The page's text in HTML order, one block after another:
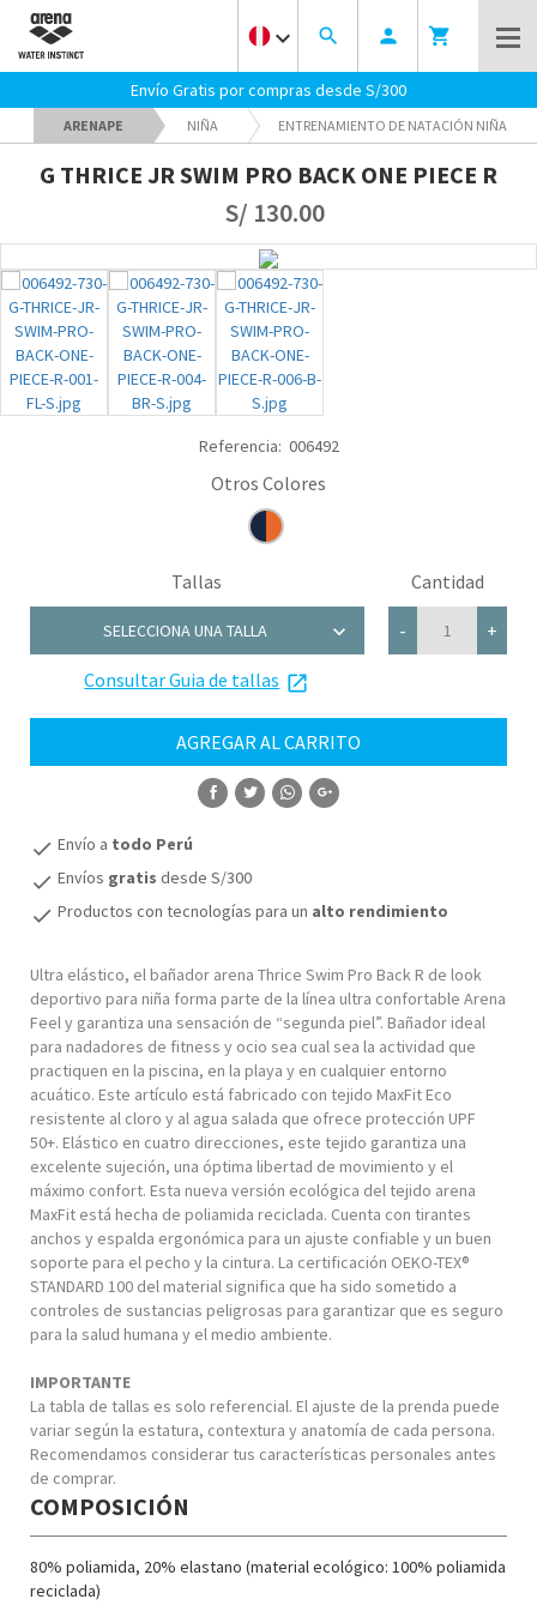
keyboard_arrow_down search person shopping_cart
Envío Gratis por compras desde S/300
ARENAPE NIÑA ENTRENAMIENTO DE NATACIÓN NIÑA
G THRICE JR SWIM PRO BACK ONE PIECE R
S/ 130.00
Referencia: 006492
Ultra elástico, el bañador arena Thrice Swim Pro Back R de look
deportivo para niña forma parte de la línea ultra confortable Arena
Feel y garantiza una sensación de “segunda piel”. Bañador ideal
para nadadores de fitness y ocio sea cual sea la actividad que
practiquen en la piscina, en la playa y en cualquier entorno
acuático. Este artículo está fabricado con tejido MaxFit Eco
resistente al cloro y al agua salada que ofrece protección UPF
50+. Elástico en cuatro direcciones, este tejido garantiza una
excelente sujeción, una óptima libertad de movimiento y el
máximo confort. Esta nueva versión ecológica del tejido arena
MaxFit está hecha de poliamida reciclada. Cuenta con tirantes
anchos y espalda ergonómica para un ajuste confiable y un buen
soporte para el pecho y la cintura. La certificación OEKO-TEX®
STANDARD 100 del material significa que ha sido sometido a
controles de sustancias peligrosas para garantizar que es seguro
para la salud humana y el medio ambiente.
IMPORTANTE
La tabla de tallas es solo referencial. El ajuste de la prenda puede
variar según la estatura, contextura y anatomía de cada persona.
Recomendamos considerar tus características personales antes
de comprar.
Tallas
SELECCIONA UNA TALLA chevron_right
24
Consultar Guia de tallas launch
Cantidad
- +
AGREGAR AL CARRITO
COMPRAR
check Envío a todo Perú
check Envíos gratis desde S/300
check Productos con tecnologías para un alto rendimiento
COMPOSICIÓN
80% poliamida, 20% elastano (material ecológico: 100% poliamida
reciclada)